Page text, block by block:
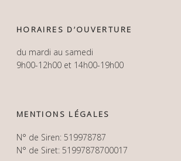
HORAIRES D’OUVERTURE
du mardi au samedi
9h00-12h00 et 14h00-19h00
MENTIONS LÉGALES
N° de Siren: 519978787
N° de Siret: 51997878700017